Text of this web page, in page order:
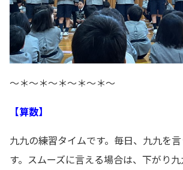
～＊～＊～＊～＊～＊～
【算数】
九九の練習タイムです。毎日、九九を
す。スムーズに言える場合は、下がり